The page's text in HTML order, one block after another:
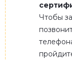
Чтобы